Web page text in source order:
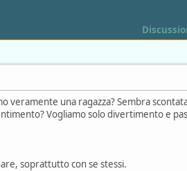
veramente una ragazza? Sembra
Vogliamo solo divertimento e
soprattutto con se stessi.